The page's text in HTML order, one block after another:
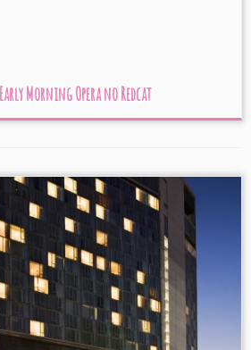
Morning Opera no Redcat